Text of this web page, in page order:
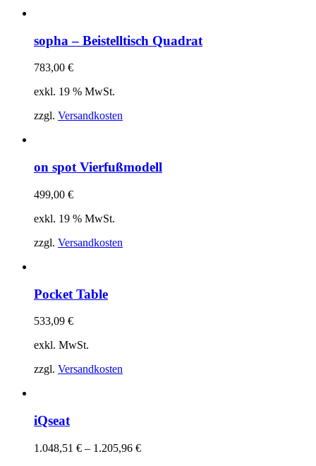
sopha – Beistelltisch Quadrat
783,00 €
exkl. 19 % MwSt.
zzgl. Versandkosten
on spot Vierfußmodell
499,00 €
exkl. 19 % MwSt.
zzgl. Versandkosten
Pocket Table
533,09 €
exkl. MwSt.
zzgl. Versandkosten
iQseat
1.048,51 € – 1.205,96 €